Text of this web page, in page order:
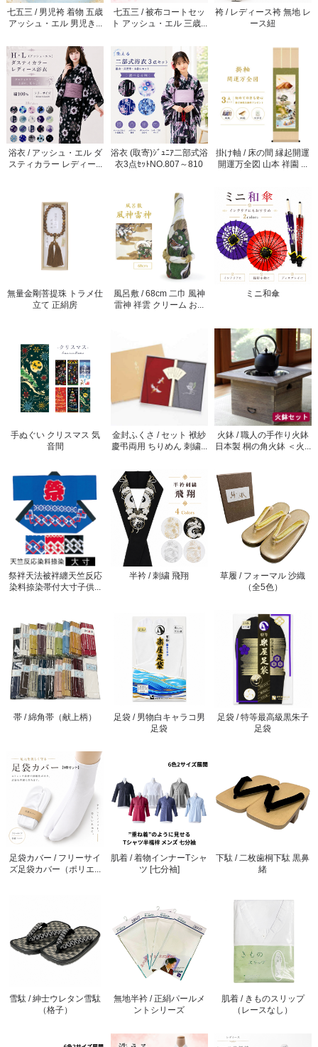
七五三 / 男児袴 着物 五歳
アッシュ・エル 男児き...
七五三 / 被布コートセッ
ト アッシュ・エル 三歳...
袴 / レディース袴 無地 レ
ース紐
浴衣 / アッシュ・エル ダ
スティカラー レディー...
浴衣 (取寄)ｼﾞｭﾆｱ二部式浴
衣3点ｾｯﾄNO.807～810
掛け軸 / 床の間 縁起開運
開運万全図 山本 祥園 ...
無量金剛菩提珠 トラメ仕
立て 正絹房
風呂敷 / 68cm 二巾 風神
雷神 祥雲 クリーム お...
ミニ和傘
手ぬぐい クリスマス 気
音間
金封ふくさ / セット 袱紗
慶弔両用 ちりめん 刺繍...
火鉢 / 職人の手作り火鉢
日本製 桐の角火鉢 ＜火...
祭袢天法被袢纏天竺反応
染料捺染帯付大寸子供...
半衿 / 刺繍 飛翔
草履 / フォーマル 沙織
（全5色）
帯 / 綿角帯（献上柄）
足袋 / 男物白キャラコ男
足袋
足袋 / 特等最高級黒朱子
足袋
足袋カバー / フリーサイ
ズ足袋カバー（ポリエ...
肌着 / 着物インナーTシャ
ツ [七分袖]
下駄 / 二枚歯桐下駄 黒鼻
緒
雪駄 / 紳士ウレタン雪駄
（格子）
無地半衿 / 正絹パールメ
ントシリーズ
肌着 / きものスリップ
（レースなし）